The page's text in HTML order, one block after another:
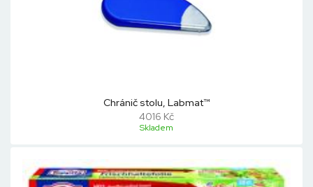
Chránič stolu, Labmat™
4016 Kč
Skladem